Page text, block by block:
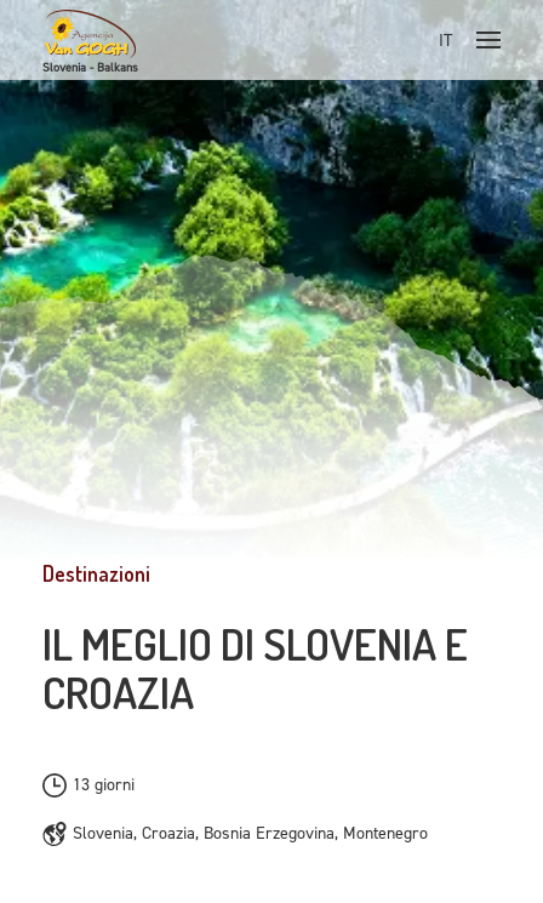
Slovenia - Balkans
Skoči na vsebino
IT
Destinazioni
IL MEGLIO DI SLOVENIA E
CROAZIA
13 giorni
Slovenia, Croazia, Bosnia Erzegovina, Montenegro